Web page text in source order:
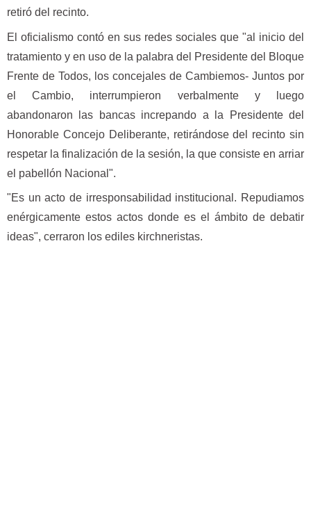
retiró del recinto.
El oficialismo contó en sus redes sociales que "al inicio del
tratamiento y en uso de la palabra del Presidente del Bloque
Frente de Todos, los concejales de Cambiemos- Juntos por
el Cambio, interrumpieron verbalmente y luego
abandonaron las bancas increpando a la Presidente del
Honorable Concejo Deliberante, retirándose del recinto sin
respetar la finalización de la sesión, la que consiste en arriar
el pabellón Nacional".
"Es un acto de irresponsabilidad institucional. Repudiamos
enérgicamente estos actos donde es el ámbito de debatir
ideas", cerraron los ediles kirchneristas.